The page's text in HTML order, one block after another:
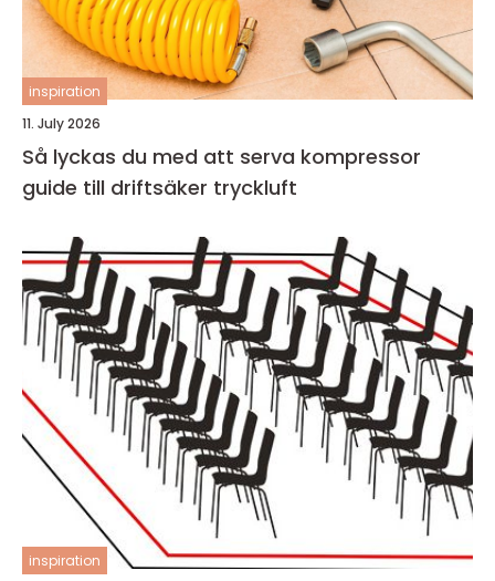
inspiration
11. July 2026
Så lyckas du med att serva kompressor
guide till driftsäker tryckluft
inspiration